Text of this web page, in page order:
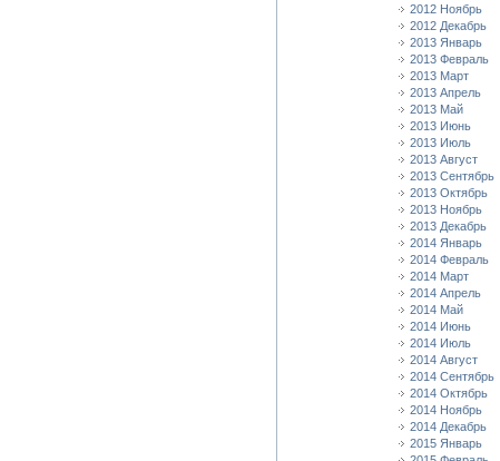
2012 Ноябрь
2012 Декабрь
2013 Январь
2013 Февраль
2013 Март
2013 Апрель
2013 Май
2013 Июнь
2013 Июль
2013 Август
2013 Сентябрь
2013 Октябрь
2013 Ноябрь
2013 Декабрь
2014 Январь
2014 Февраль
2014 Март
2014 Апрель
2014 Май
2014 Июнь
2014 Июль
2014 Август
2014 Сентябрь
2014 Октябрь
2014 Ноябрь
2014 Декабрь
2015 Январь